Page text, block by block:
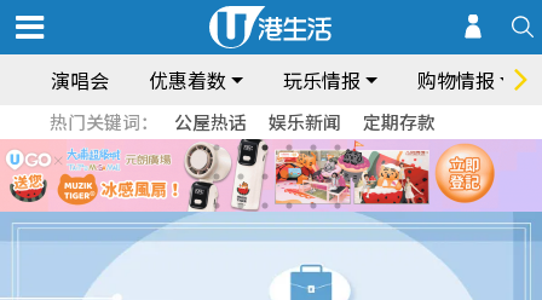
演唱会 优惠着数 玩乐情报 购物情报
热门关键词： 公屋热话 娱乐新闻 定期存款